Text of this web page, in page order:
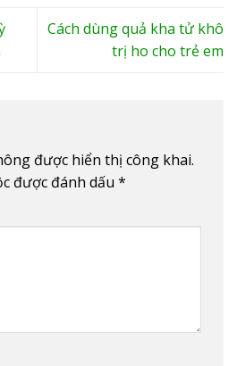
Cách dùng quả kha tử khô
trị ho cho trẻ em
được hiển thị công khai.
được đánh dấu *